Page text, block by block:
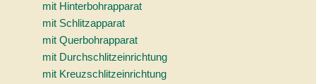
mit Hinterbohrapparat
mit Schlitzapparat
mit Querbohrapparat
mit Durchschlitzeinrichtung
mit Kreuzschlitzeinrichtung